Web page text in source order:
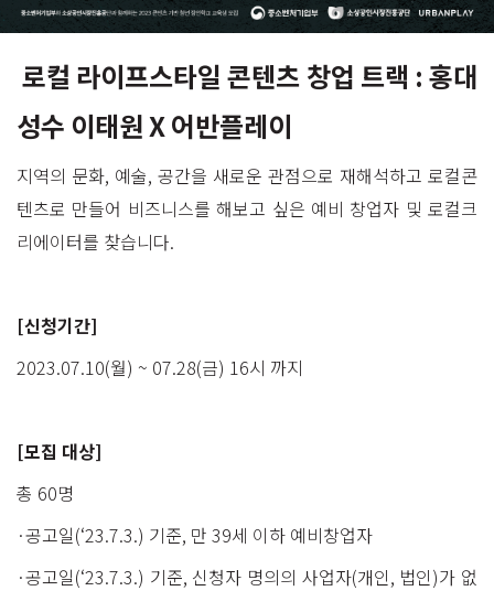
로컬 라이프스타일 콘텐츠 창업 트랙 : 홍대
성수 이태원 X 어반플레이
지역의 문화, 예술, 공간을 새로운 관점으로 재해석하고 로컬콘
텐츠로 만들어 비즈니스를 해보고 싶은 예비 창업자 및 로컬크
리에이터를 찾습니다.
[신청기간]
2023.07.10(월) ~ 07.28(금) 16시 까지
[모집 대상]
총 60명
·공고일(‘23.7.3.) 기준, 만 39세 이하 예비창업자
·공고일(‘23.7.3.) 기준, 신청자 명의의 사업자(개인, 법인)가 없